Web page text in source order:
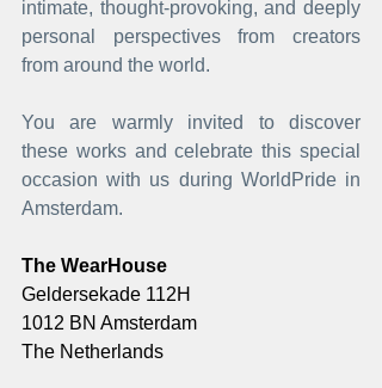
intimate, thought-provoking, and deeply
personal perspectives from creators
from around the world.
You are warmly invited to discover
these works and celebrate this special
occasion with us during WorldPride in
Amsterdam.
The WearHouse
Geldersekade 112H
1012 BN Amsterdam
The Netherlands